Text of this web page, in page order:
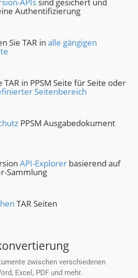
APIs sind gesichert und
Authentifizierung
Sie TAR in alle gängigen
in PPSM Seite für Seite oder
Seitenbereich
PPSM Ausgabedokument
API-Explorer basierend auf
Sammlung
TAR Seiten
zwischen verschiedenen
Excel, PDF und mehr.